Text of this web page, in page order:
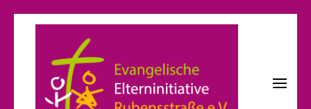
Zum
springen
drücken)